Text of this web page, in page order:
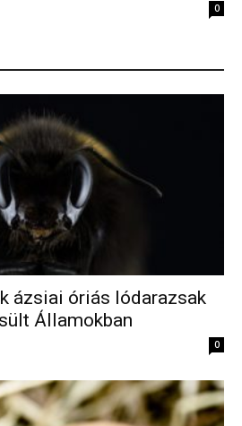
0
ázsiai óriás lódarazsak
Államokban
0